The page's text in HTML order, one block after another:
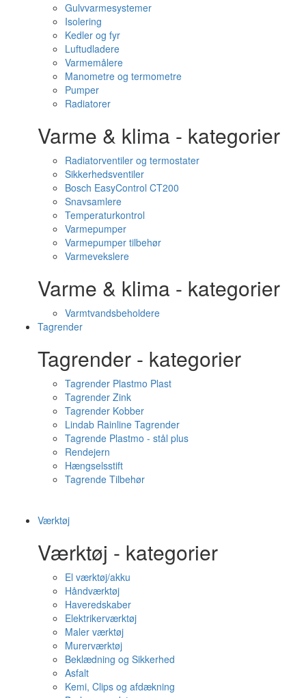
Gulvvarmesystemer
Isolering
Kedler og fyr
Luftudladere
Varmemålere
Manometre og termometre
Pumper
Radiatorer
Varme & klima - kategorier
Radiatorventiler og termostater
Sikkerhedsventiler
Bosch EasyControl CT200
Snavsamlere
Temperaturkontrol
Varmepumper
Varmepumper tilbehør
Varmevekslere
Varme & klima - kategorier
Varmtvandsbeholdere
Tagrender
Tagrender - kategorier
Tagrender Plastmo Plast
Tagrender Zink
Tagrender Kobber
Lindab Rainline Tagrender
Tagrende Plastmo - stål plus
Rendejern
Hængselsstift
Tagrende Tilbehør
Værktøj
Værktøj - kategorier
El værktøj/akku
Håndværktøj
Haveredskaber
Elektrikerværktøj
Maler værktøj
Murerværktøj
Beklædning og Sikkerhed
Asfalt
Kemi, Clips og afdækning